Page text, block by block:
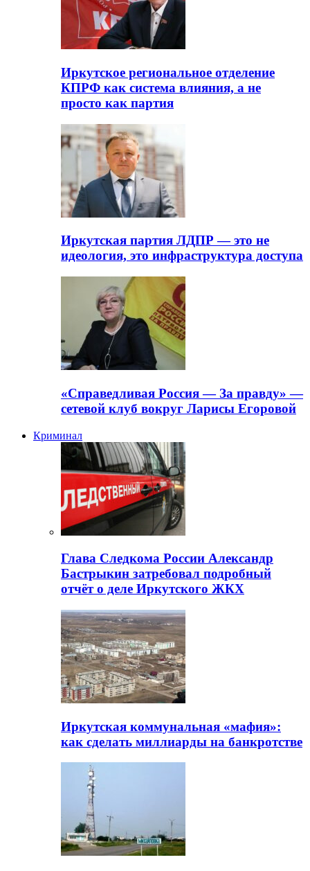
Иркутское региональное отделение
КПРФ как система влияния, а не
просто как партия
Иркутская партия ЛДПР — это не
идеология, это инфраструктура доступа
«Справедливая Россия — За правду» —
сетевой клуб вокруг Ларисы Егоровой
Криминал
Глава Следкома России Александр
Бастрыкин затребовал подробный
отчёт о деле Иркутского ЖКХ
Иркутская коммунальная «мафия»:
как сделать миллиарды на банкротстве